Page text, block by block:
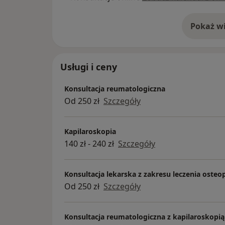
Zdaje sobie sprawę, że diagnostyka
szczególnego, holistycznego i
leczenia objawowego, ale wspólnie z
terapeutyczne, nie zapominając o
odpowiedniej diecie).
Pokaż o
Usługi i ceny
Konsultacja reumatologiczna
Od 250 zł Szczegóły
Kapilaroskopia
140 zł - 240 zł Szczegóły
Konsultacja lekarska z zakresu leczenia
Od 250 zł Szczegóły
Konsultacja reumatologiczna z kapilaroskopią